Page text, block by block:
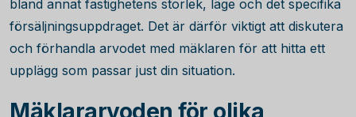
bland annat fastighetens storlek, läge och det specifika
försäljningsuppdraget. Det är därför viktigt att diskutera
och förhandla arvodet med mäklaren för att hitta ett
upplägg som passar just din situation.
Mäklararvoden för olika